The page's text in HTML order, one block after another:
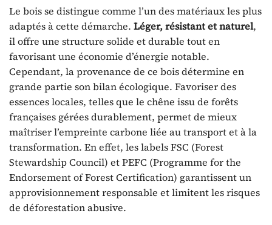
Le bois se distingue comme l’un des matériaux les plus
adaptés à cette démarche. Léger, résistant et naturel,
il offre une structure solide et durable tout en
favorisant une économie d’énergie notable.
Cependant, la provenance de ce bois détermine en
grande partie son bilan écologique. Favoriser des
essences locales, telles que le chêne issu de forêts
françaises gérées durablement, permet de mieux
maîtriser l’empreinte carbone liée au transport et à la
transformation. En effet, les labels FSC (Forest
Stewardship Council) et PEFC (Programme for the
Endorsement of Forest Certification) garantissent un
approvisionnement responsable et limitent les risques
de déforestation abusive.